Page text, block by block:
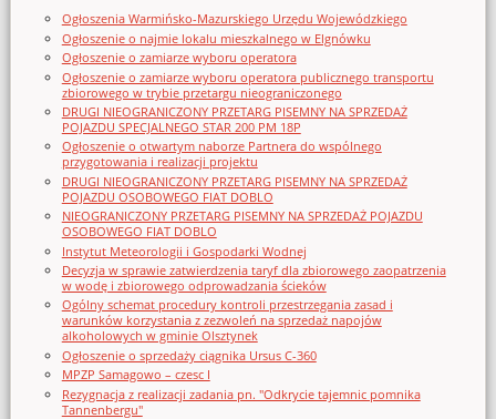
Ogłoszenia Warmińsko-Mazurskiego Urzędu Wojewódzkiego
Ogłoszenie o najmie lokalu mieszkalnego w Elgnówku
Ogłoszenie o zamiarze wyboru operatora
Ogłoszenie o zamiarze wyboru operatora publicznego transportu
zbiorowego w trybie przetargu nieograniczonego
DRUGI NIEOGRANICZONY PRZETARG PISEMNY NA SPRZEDAŻ
POJAZDU SPECJALNEGO STAR 200 PM 18P
Ogłoszenie o otwartym naborze Partnera do wspólnego
przygotowania i realizacji projektu
DRUGI NIEOGRANICZONY PRZETARG PISEMNY NA SPRZEDAŻ
POJAZDU OSOBOWEGO FIAT DOBLO
NIEOGRANICZONY PRZETARG PISEMNY NA SPRZEDAŻ POJAZDU
OSOBOWEGO FIAT DOBLO
Instytut Meteorologii i Gospodarki Wodnej
Decyzja w sprawie zatwierdzenia taryf dla zbiorowego zaopatrzenia
w wodę i zbiorowego odprowadzania ścieków
Ogólny schemat procedury kontroli przestrzegania zasad i
warunków korzystania z zezwoleń na sprzedaż napojów
alkoholowych w gminie Olsztynek
Ogłoszenie o sprzedaży ciągnika Ursus C-360
MPZP Samagowo – czesc I
Rezygnacja z realizacji zadania pn. "Odkrycie tajemnic pomnika
Tannenbergu"